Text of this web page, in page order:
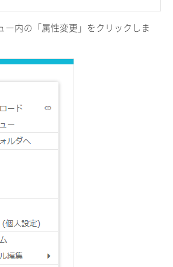
ー内の「属性変更」をクリックしま